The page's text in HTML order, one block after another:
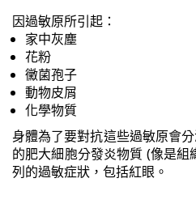
因過敏原所引起：
家中灰塵
花粉
黴菌孢子
動物皮屑
化學物質
身體為了要對抗這些過敏原會
的肥大細胞分發炎物質 (像是
列的過敏症狀，包括紅眼。